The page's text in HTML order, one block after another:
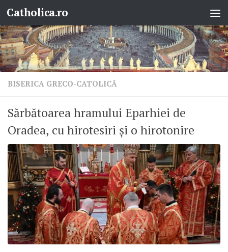
Skip to content
Catholica.ro
BISERICA GRECO-CATOLICĂ
Sărbătoarea hramului Eparhiei de
Oradea, cu hirotesiri și o hirotonire